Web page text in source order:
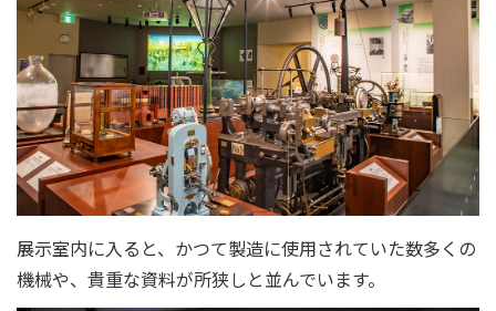
展示室内に入ると、かつて製造に使用されていた数多くの
機械や、貴重な資料が所狭しと並んでいます。